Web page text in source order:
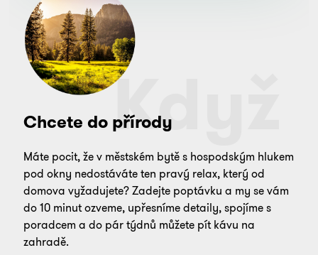
Chcete do přírodyKdyž
Máte pocit, že v městském bytě s hospodským hlukem
pod okny nedostáváte ten pravý relax, který od
domova vyžadujete? Zadejte poptávku a my se vám
do 10 minut ozveme, upřesníme detaily, spojíme s
poradcem a do pár týdnů můžete pít kávu na
zahradě.